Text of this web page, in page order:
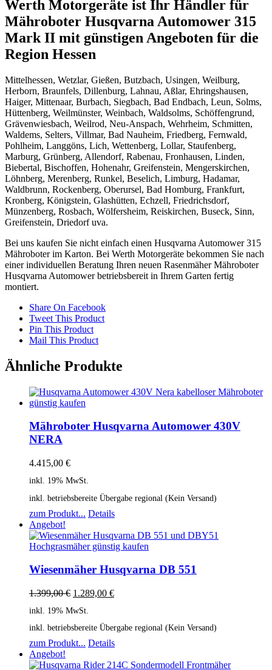
Werth Motorgeräte ist Ihr Händler für
Mähroboter Husqvarna Automower 315
Mark II mit günstigen Angeboten für die
Region Hessen
Mittelhessen, Wetzlar, Gießen, Butzbach, Usingen, Weilburg,
Herborn, Braunfels, Dillenburg, Lahnau, Aßlar, Ehringshausen,
Haiger, Mittenaar, Burbach, Siegbach, Bad Endbach, Leun, Solms,
Hüttenberg, Weilmünster, Weinbach, Waldsolms, Schöffengrund,
Grävenwiesbach, Weilrod, Neu-Anspach, Wehrheim, Schmitten,
Waldems, Selters, Villmar, Bad Nauheim, Friedberg, Fernwald,
Pohlheim, Langgöns, Lich, Wettenberg, Lollar, Staufenberg,
Marburg, Grünberg, Allendorf, Rabenau, Fronhausen, Linden,
Biebertal, Bischoffen, Hohenahr, Greifenstein, Mengerskirchen,
Löhnberg, Merenberg, Runkel, Beselich, Limburg, Hadamar,
Waldbrunn, Rockenberg, Oberursel, Bad Homburg, Frankfurt,
Kronberg, Königstein, Glashütten, Echzell, Friedrichsdorf,
Münzenberg, Rosbach, Wölfersheim, Reiskirchen, Buseck, Sinn,
Greifenstein, Driedorf uva.
Bei uns kaufen Sie nicht einfach einen Husqvarna Automower 315
Mähroboter im Karton. Bei Werth Motorgeräte bekommen Sie nach
einer individuellen Beratung Ihren neuen Rasenmäher Mähroboter
Husqvarna Automower betriebsbereit in Ihrem Garten fertig
montiert.
Share On Facebook
Tweet This Product
Pin This Product
Mail This Product
Ähnliche Produkte
Mähroboter Husqvarna Automower 430V
NERA
4.415,00 €
inkl. 19% MwSt.
inkl. betriebsbereite Übergabe regional (Kein Versand)
zum Produkt... Details
Angebot!
Wiesenmäher Husqvarna DB 551
1.399,00€ 1.289,00 €
inkl. 19% MwSt.
inkl. betriebsbereite Übergabe regional (Kein Versand)
zum Produkt... Details
Angebot!